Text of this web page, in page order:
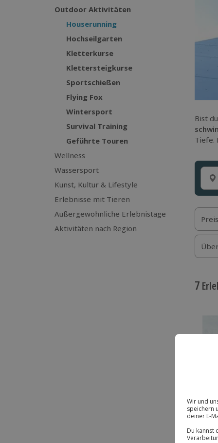
Outdoor Aktivitäten
Houserunning
Hochseilgarten
Kletterkurse
Klettersteigkurse
Sportschießen
Flying Fox
Wintersport
Survival Training
Geführte Touren
Wellness
Wassersport
Kunst, Kultur & Lifestyle
Erlebnisse mit Tieren
Außergewöhnliche Erlebnistage
Aktivitäten nach Region
Bist
Tiefe.
Preis
7